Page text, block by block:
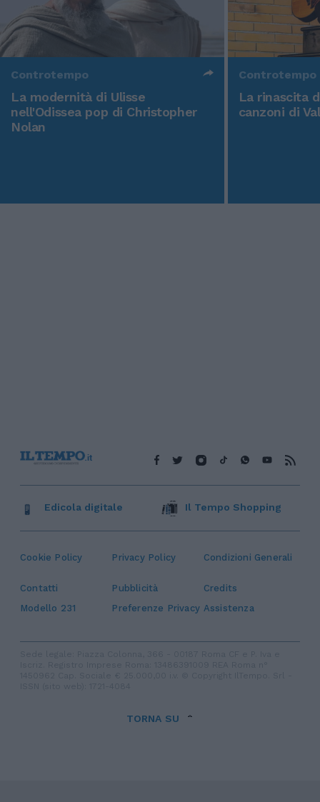
Controtempo
La modernità di Ulisse
nell'Odissea pop di Christopher
Nolan
Controtempo
La rinascita
canzoni di
Cookie Policy Privacy Policy Condizioni Generali
Contatti Pubblicità
Credits
Modello 231
Preferenze Privacy Assistenza
Edicola digitale Il Tempo Shopping
TORNA SU